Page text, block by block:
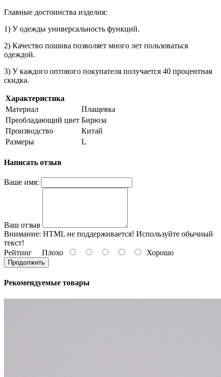
Главные достоинства изделия:
1) У одежды универсальность функций.
2) Качество пошива позволяет много лет пользоваться
одеждой.
3) У каждого оптового покупателя получается 40 процентная
скидка.
Характеристика
Материал
Плащевка
Преобладающий цвет Бирюза
Производство
Китай
Размеры
L
Написать отзыв
Ваше имя:
Ваш отзыв
Внимание: HTML не поддерживается! Используйте обычный
текст!
Рейтинг Плохо Хорошо
Продолжить
Рекомендуемые товары